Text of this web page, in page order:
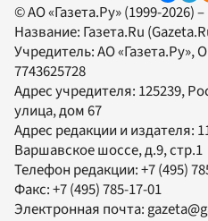
© АО «Газета.Ру» (1999-2026)
Название: Газета.Ru
Учредитель:АО «Газета.Ру»,
7743625728
Адрес учредителя: 125239,
улица, дом 67
Адрес редакции и издателя:
Варшавское шоссе, д.9, стр.1
Телефон редакции:+7 (495)
Факс:+7 (495) 785-17-01
Электронная почта: